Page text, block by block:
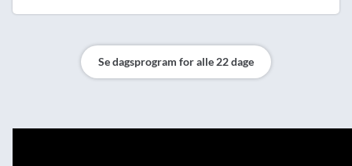
Se dagsprogram for alle 22 dage